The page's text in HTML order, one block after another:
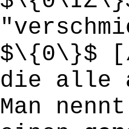
$\{0\}$ [/
die alle
Man